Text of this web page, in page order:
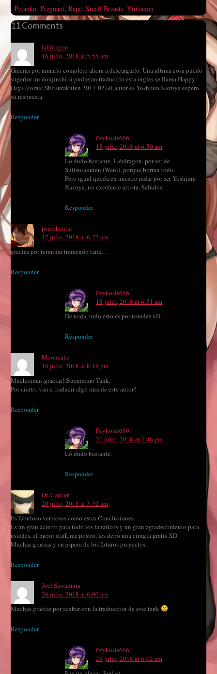
,Petanko,Pregnant,Rape,Small Breasts,Violacion
11 Comments
labdragon
16 julio, 2018 at 5:55 am
Gracias por armarlo completo ahora a descargarlo. Una ultima cosa puedo
sugerior un doujinshi si pudieran traducirlo esta ingles se llama Happy
Days (comic Shitsurakuten 2017-02) el autor es Yoshiura Kazuya espero
su respuesta.
Responder
Pzykosis666
18 julio, 2018 at 4:50 am
Lo dudo bastante, Labdragon, por ser de
Shitsurakuten (Wani), porque borran todo.
Pero igual queda en nuestro radar por ser Yoshiura
Kazuya, un excelente artista. Saludos.
Responder
psicohentai
17 julio, 2018 at 6:27 am
gracias por terminar tremendo tank…
Responder
Pzykosis666
18 julio, 2018 at 4:51 am
De nada, todo esto es por ustedes xD
Responder
Mooncake
18 julio, 2018 at 8:19 pm
Muchisimas gracias! Buenisimo Tank.
Por cierto, van a traducir algo mas de este autor?
Responder
Pzykosis666
21 julio, 2018 at 3:46 pm
Lo dudo bastante.
Responder
Dr. Cancer
20 julio, 2018 at 3:32 am
Es fabuloso ver cosas como estas Conclusiones….
Es un gran acierto para todo los fanaticos y un gran agradecimiento para
ustedes, el mejor staff, me postro, les debo una cirugia gratis XD.
Muchas gracias y en espera de los futuros proyectos.
Responder
Joel Sawamura
26 julio, 2018 at 6:00 am
Muchas gracias por acabar con la traducción de este tank
Responder
Pzykosis666
29 julio, 2018 at 6:02 am